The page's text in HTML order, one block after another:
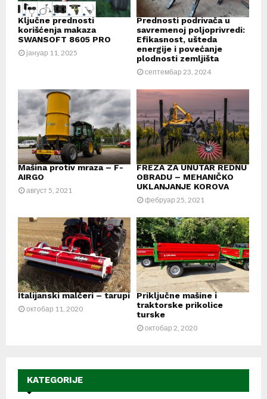
Ključne prednosti
korišćenja makaza
SWANSOFT 8605 PRO
јануар 11, 2025
Prednosti podrivača u
savremenoj poljoprivredi:
Efikasnost, ušteda
energije i povećanje
plodnosti zemljišta
септембар 23, 2024
Mašina protiv mraza – F-
AIRGO
август 5, 2021
FREZA ZA UNUTAR REDNU
OBRADU – MEHANIČKO
UKLANJANJE KOROVA
фебруар 25, 2021
Italijanski malčeri – tarupi
октобар 11, 2020
Priključne mašine i
traktorske prikolice
turske
октобар 2, 2020
KATEGORIJE